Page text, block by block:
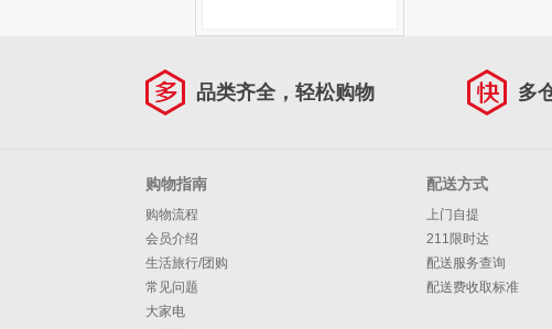
品类齐全，轻松购物 多
购物指南
购物流程
会员介绍
生活旅行/团购
常见问题
大家电
配送方式
上门自提
211限时达
配送服务查询
配送费收取标准